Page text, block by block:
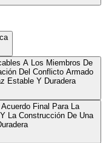
A Los Miembros De
Del Conflicto Armado
Estable Y Duradera
Final Para La
La Construcción De Una